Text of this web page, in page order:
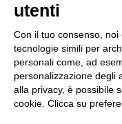
Condizioni
utenti
Con il tuo consenso,
tecnologie simili per
personali come, ad
personalizzazione degli
alla privacy, è possibile
cookie. Clicca su